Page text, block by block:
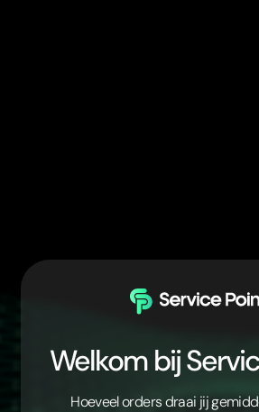
Welkom bij
Hoeveel orders draai jij